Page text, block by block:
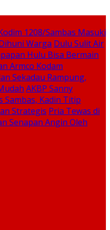
1208/Sambas Masuki
Warga Dulu Sulit Air
Hulu Bisa Bermain
Armco Kodam
Sekadau Rampung,
AKBP Sanny
Sambas, Kadin Titip
Strategis Pria Tewas di
Senapan Angin Oleh